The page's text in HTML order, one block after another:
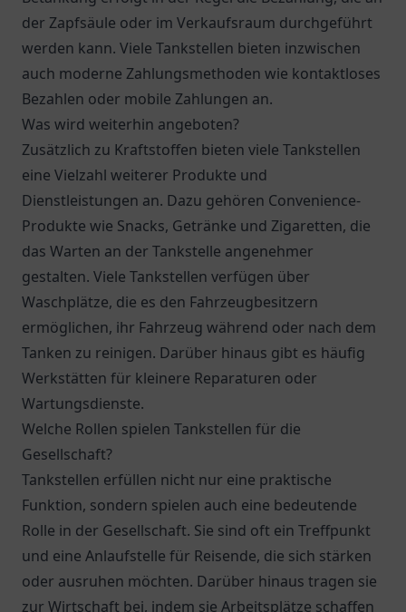
der Zapfsäule oder im Verkaufsraum durchgeführt
werden kann. Viele Tankstellen bieten inzwischen
auch moderne Zahlungsmethoden wie kontaktloses
Bezahlen oder mobile Zahlungen an.
Was wird weiterhin angeboten?
Zusätzlich zu Kraftstoffen bieten viele Tankstellen
eine Vielzahl weiterer Produkte und
Dienstleistungen an. Dazu gehören Convenience-
Produkte wie Snacks, Getränke und Zigaretten, die
das Warten an der Tankstelle angenehmer
gestalten. Viele Tankstellen verfügen über
Waschplätze, die es den Fahrzeugbesitzern
ermöglichen, ihr Fahrzeug während oder nach dem
Tanken zu reinigen. Darüber hinaus gibt es häufig
Werkstätten für kleinere Reparaturen oder
Wartungsdienste.
Welche Rollen spielen Tankstellen für die
Gesellschaft?
Tankstellen erfüllen nicht nur eine praktische
Funktion, sondern spielen auch eine bedeutende
Rolle in der Gesellschaft. Sie sind oft ein Treffpunkt
und eine Anlaufstelle für Reisende, die sich stärken
oder ausruhen möchten. Darüber hinaus tragen sie
zur Wirtschaft bei, indem sie Arbeitsplätze schaffen